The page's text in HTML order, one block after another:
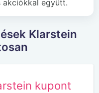
akciókkal együtt.
Klarstein
kupont